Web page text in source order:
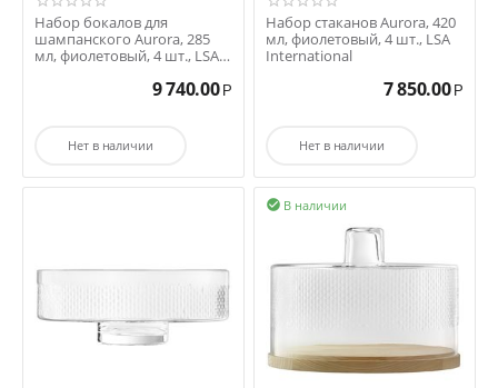
Набор бокалов для
шампанского Aurora, 285
мл, фиолетовый, 4 шт., LSA
9 740.00 Р
Нет в наличии
Набор стаканов Aurora, 420
мл, фиолетовый, 4 шт., LSA
International
7 850.00 Р
Нет в наличии
В наличии
